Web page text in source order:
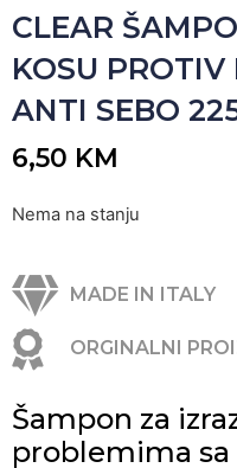
CLEAR
KOSU PROTIV
ANTI SEBO
6,50 KM
Nema na stanju
MADE IN ITALY
ORGINALNI
Šampon za
problemima